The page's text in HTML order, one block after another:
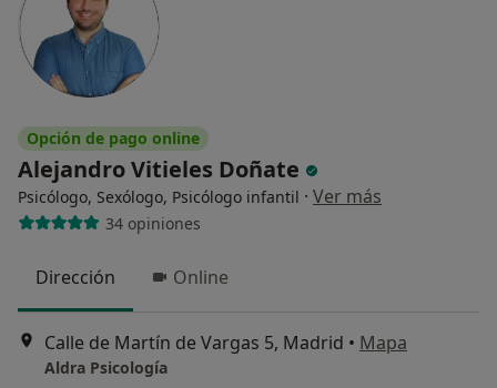
Opción de pago online
Alejandro Vitieles Doñate
Psicólogo, Sexólogo, Psicólogo infantil · Ver más
34 opiniones
Dirección Online
Calle de Martín de Vargas 5, Madrid • Mapa
Aldra Psicología